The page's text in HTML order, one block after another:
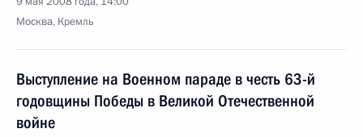
Москва, Кремль
Выступление на Военном параде в честь 63-й
годовщины Победы в Великой Отечественной
войне